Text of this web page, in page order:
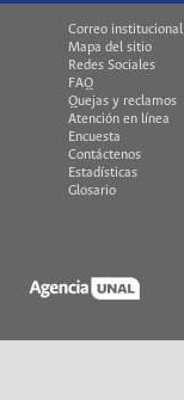
Correo institucional
Mapa del sitio
Redes Sociales
FAQ
Quejas y reclamos
Atención en línea
Encuesta
Contáctenos
Estadísticas
Glosario